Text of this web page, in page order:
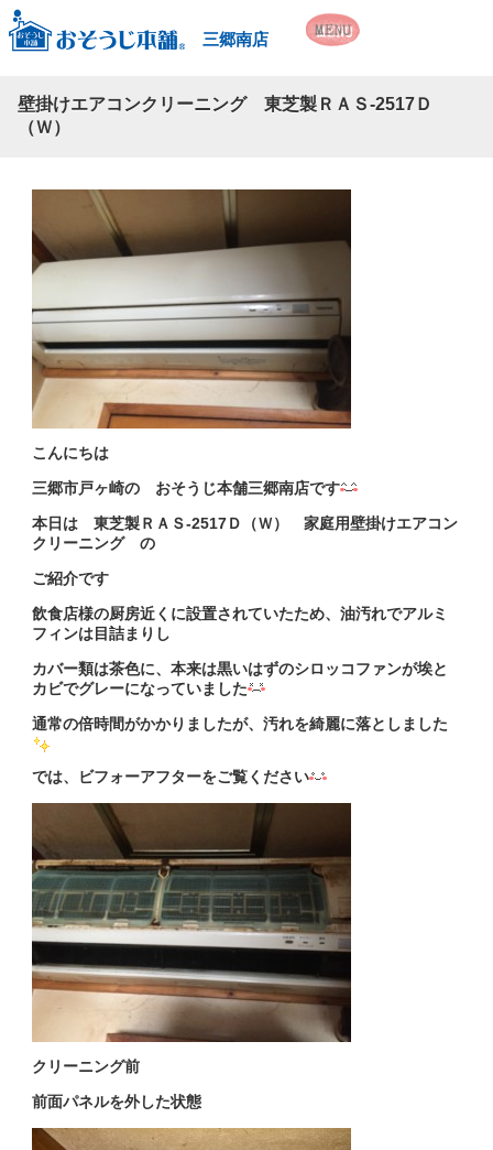
三郷南店
壁掛けエアコンクリーニング 東芝製ＲＡＳ-2517Ｄ
（Ｗ）
こんにちは
三郷市戸ヶ崎の おそうじ本舗三郷南店です
本日は 東芝製ＲＡＳ-2517Ｄ（Ｗ） 家庭用壁掛けエアコン
クリーニング の
ご紹介です
飲食店様の厨房近くに設置されていたため、油汚れでアルミ
フィンは目詰まりし
カバー類は茶色に、 本来は黒いはずのシロッコファンが埃と
カビでグレーになっていました
通常の倍時間がかかりましたが、汚れを綺麗に落としました
では、ビフォーアフターをご覧ください
クリーニング前
前面パネルを外した状態